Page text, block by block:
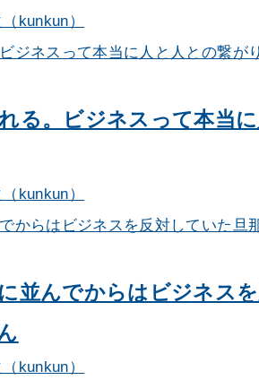
kunkun）
る。ビジネスって本当
kunkun）
並んでからはビジネス
kunkun）